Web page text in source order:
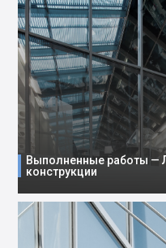
Выполненные работы —
конструкции